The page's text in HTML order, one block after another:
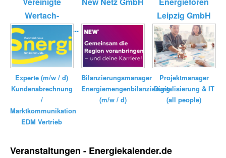
Wertach-
Elektrizitätswerk...
Experte (m/w / d)
Kundenabrechnung
/
Marktkommunikation
EDM Vertrieb
Bilanzierungsmanager
Energiemengenbilanzierung
(m/w / d)
Leipzig GmbH
Projektmanager
Digitalisierung & IT
(all people)
Veranstaltungen - Energiekalender.de